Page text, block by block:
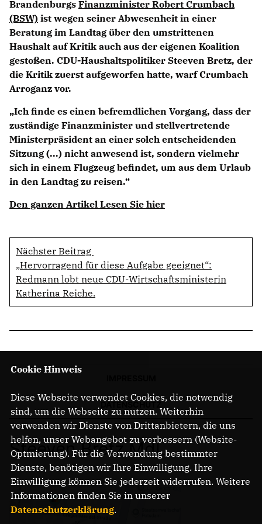
Brandenburgs Finanzminister Robert Crumbach
(BSW) ist wegen seiner Abwesenheit in einer
Beratung im Landtag über den umstrittenen
Haushalt auf Kritik auch aus der eigenen Koalition
gestoßen. CDU-Haushaltspolitiker Steeven Bretz, der
die Kritik zuerst aufgeworfen hatte, warf Crumbach
Arroganz vor.
Ich finde es einen befremdlichen Vorgang, dass der
zuständige Finanzminister und stellvertretende
Ministerpräsident an einer solch entscheidenden
Sitzung (...) nicht anwesend ist, sondern vielmehr
sich in einem Flugzeug befindet, um aus dem Urlaub
in den Landtag zu reisen.“
Den ganzen Artikel Lesen Sie hier
Nächster Beitrag
Hervorragend für diese Aufgabe geeignet“:
Redmann lobt neue CDU-Wirtschaftsministerin
Katherina Reiche.
Steeven Bretz MdL
Cookie Hinweis
Diese Webseite verwendet Cookies, die notwendig
sind, um die Webseite zu nutzen. Weiterhin
verwenden wir Dienste von Drittanbietern, die uns
helfen, unser Webangebot zu verbessern (Website-
Optmierung). Für die Verwendung bestimmter
Dienste, benötigen wir Ihre Einwilligung. Ihre
Einwilligung können Sie jederzeit widerrufen. Weitere
Informationen finden Sie in unserer
Datenschutzerklärung.